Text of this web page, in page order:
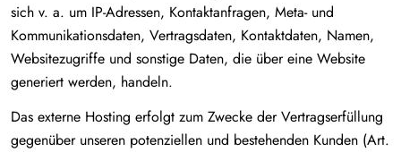
sich v. a. um IP-Adressen, Kontaktanfragen, Meta- und
Kommunikationsdaten, Vertragsdaten, Kontaktdaten, Namen,
Websitezugriffe und sonstige Daten, die über eine Website
generiert werden, handeln.
Das externe Hosting erfolgt zum Zwecke der Vertragserfüllung
gegenüber unseren potenziellen und bestehenden Kunden (Art.